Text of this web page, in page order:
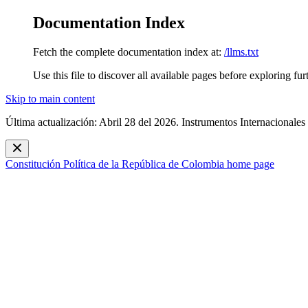
Documentation Index
Fetch the complete documentation index at: /llms.txt
Use this file to discover all available pages before exploring
Skip to main content
Última actualización: Abril 28 del 2026. Instrumentos Internacionales
Constitución Política de la República de Colombia home page